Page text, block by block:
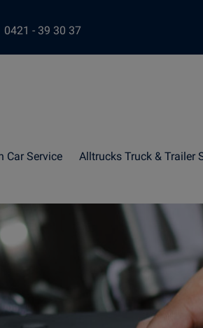
0421 - 39 30 37
Car Service Alltrucks Truck & Trailer